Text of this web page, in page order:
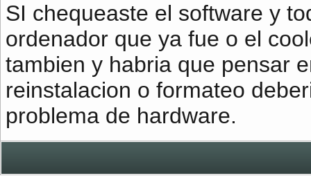
SI chequeaste el software y
ordenador que ya fue o el
tambien y habria que pensar
reinstalacion o formateo
problema de hardware.